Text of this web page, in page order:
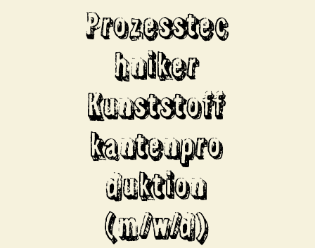
Prozesstec
hniker
Kunststoff
kantenpro
duktion
(m/w/d)